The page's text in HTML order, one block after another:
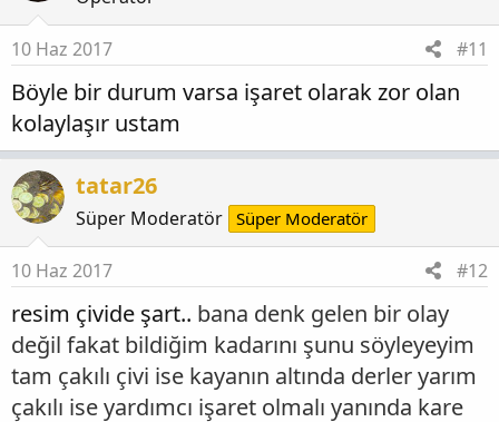
10 Haz 2017 #11
Böyle bir durum varsa işaret olarak zor olan
kolaylaşır ustam
tatar26
Süper Moderatör Süper Moderatör
10 Haz 2017 #12
resim çivide şart.. bana denk gelen bir olay
değil fakat bildiğim kadarını şunu söyleyeyim
tam çakılı çivi ise kayanın altında derler yarım
çakılı ise yardımcı işaret olmalı yanında kare